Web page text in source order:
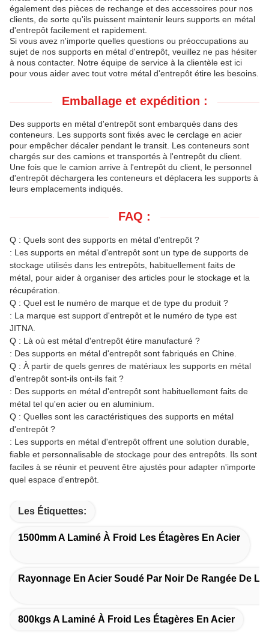
également des pièces de rechange et des accessoires pour nos
clients, de sorte qu'ils puissent maintenir leurs supports en métal
d'entrepôt facilement et rapidement.
Si vous avez n'importe quelles questions ou préoccupations au
sujet de nos supports en métal d'entrepôt, veuillez ne pas hésiter
à nous contacter. Notre équipe de service à la clientèle est ici
pour vous aider avec tout votre métal d'entrepôt étire les besoins.
Emballage et expédition :
Des supports en métal d'entrepôt sont embarqués dans des
conteneurs. Les supports sont fixés avec le cerclage en acier
pour empêcher décaler pendant le transit. Les conteneurs sont
chargés sur des camions et transportés à l'entrepôt du client.
Une fois que le camion arrive à l'entrepôt du client, le personnel
d'entrepôt déchargera les conteneurs et déplacera les supports à
leurs emplacements indiqués.
FAQ :
Q : Quels sont des supports en métal d'entrepôt ?
: Les supports en métal d'entrepôt sont un type de supports de
stockage utilisés dans les entrepôts, habituellement faits de
métal, pour aider à organiser des articles pour le stockage et la
récupération.
Q : Quel est le numéro de marque et de type du produit ?
: La marque est support d'entrepôt et le numéro de type est
JITNA.
Q : Là où est métal d'entrepôt étire manufacturé ?
: Des supports en métal d'entrepôt sont fabriqués en Chine.
Q : À partir de quels genres de matériaux les supports en métal
d'entrepôt sont-ils ont-ils fait ?
: Des supports en métal d'entrepôt sont habituellement faits de
métal tel qu'en acier ou en aluminium.
Q : Quelles sont les caractéristiques des supports en métal
d'entrepôt ?
: Les supports en métal d'entrepôt offrent une solution durable,
fiable et personnalisable de stockage pour des entrepôts. Ils sont
faciles à se réunir et peuvent être ajustés pour adapter n'importe
quel espace d'entrepôt.
Les Étiquettes:
1500mm A Laminé À Froid Les Étagères En Acier
Rayonnage En Acier Soudé Par Noir De Rangée De La
800kgs A Laminé À Froid Les Étagères En Acier